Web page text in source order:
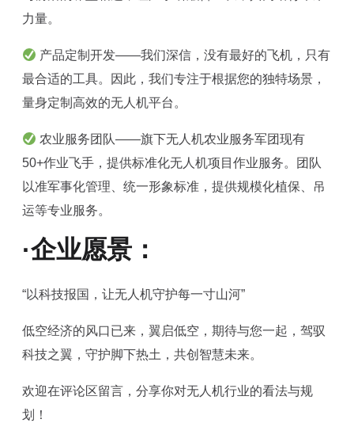
力量。
产品定制开发——我们深信，没有最好的飞机，只有
最合适的工具。因此，我们专注于根据您的独特场景，
量身定制高效的无人机平台。
农业服务团队——旗下无人机农业服务军团现有
50+作业飞手，提供标准化无人机项目作业服务。团队
以准军事化管理、统一形象标准，提供规模化植保、吊
运等专业服务。
·企业愿景：
“以科技报国，让无人机守护每一寸山河”‌
低空经济的风口已来，翼启低空，期待与您一起，驾驭
科技之翼，守护脚下热土，共创智慧未来。
欢迎在评论区留言，分享你对无人机行业的看法与规
划！